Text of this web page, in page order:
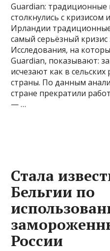
Guardian:
столкнулись с кризисом
Ирландии
самый серьёзный кризис
Исследования, на
Guardian, показывают:
исчезают как в
страны. По данным
стране прекратили
— …
Стала
Бельгии по
России